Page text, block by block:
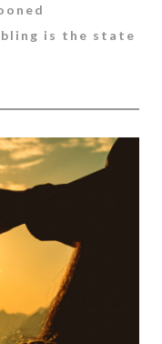
is the state